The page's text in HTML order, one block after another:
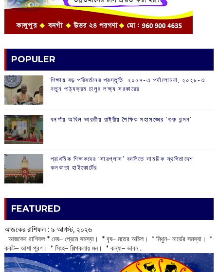
POPULER
শিক্ষায় বড় পরিবর্তনের প্রস্তুতি: ২০২৭-এ পর্যালোচনা, ২০২৮-এ
নতুন পাঠ্যক্রম চালুর লক্ষ্য সরকারের
বনগাঁয় অখিল ভারতীয় রাষ্ট্রীয় শৈক্ষিক মহাসঙ্ঘের ‘গুরু বন্দন’
প্রাথমিক শিক্ষকদের ‘সারপ্লাস’ বদলিতে সাময়িক স্থগিতাদেশ
কলকাতা হাইকোর্টের
FEATURED
আজকের রাশিফল :‌ ‌‌৯ আগস্ট, ২০২৬
‌ আজকের রাশিফল * মেষ– প্রেমে সমস্যা। * বৃষ– মতের অমিল। * মিথুন– নার্ভের সমস্যা। *
কর্কট– আশা পূরণ। * সিংহ– শিল্পকলায় মন। * কন্যা– ভাবন...